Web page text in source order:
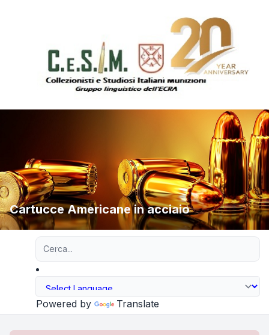
Cartucce Americane in acciaio
Powered by Translate